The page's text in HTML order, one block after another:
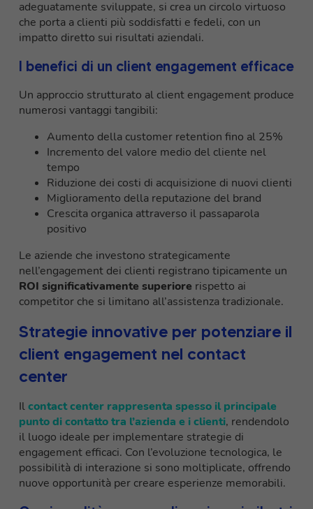
adeguatamente sviluppate, si crea un circolo virtuoso
che porta a clienti più soddisfatti e fedeli, con un
impatto diretto sui risultati aziendali.
I benefici di un client engagement efficace
Un approccio strutturato al client engagement produce
numerosi vantaggi tangibili:
Aumento della customer retention fino al 25%
Incremento del valore medio del cliente nel
tempo
Riduzione dei costi di acquisizione di nuovi clienti
Miglioramento della reputazione del brand
Crescita organica attraverso il passaparola
positivo
Le aziende che investono strategicamente
nell’engagement dei clienti registrano tipicamente un
ROI significativamente superiore rispetto ai
competitor che si limitano all’assistenza tradizionale.
Strategie innovative per potenziare il
client engagement nel contact
center
Ilcontact center rappresenta spesso il principale
punto di contatto tra l’azienda e i clienti, rendendolo
il luogo ideale per implementare strategie di
engagement efficaci. Con l’evoluzione tecnologica, le
possibilità di interazione si sono moltiplicate, offrendo
nuove opportunità per creare esperienze memorabili.